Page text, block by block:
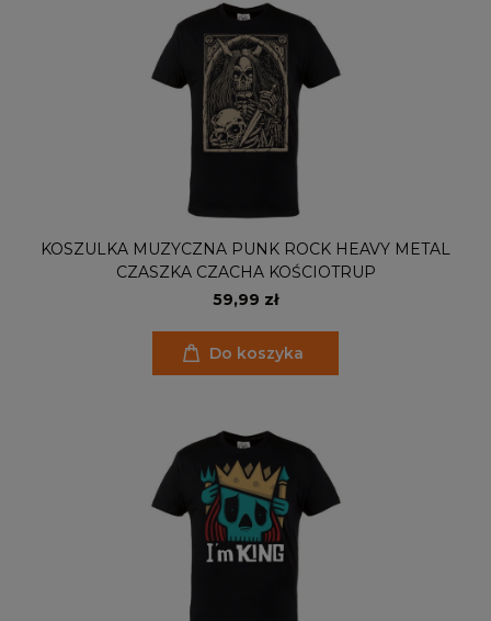
KOSZULKA MUZYCZNA PUNK ROCK HEAVY METAL
CZASZKA CZACHA KOŚCIOTRUP
59,99 zł
Do koszyka